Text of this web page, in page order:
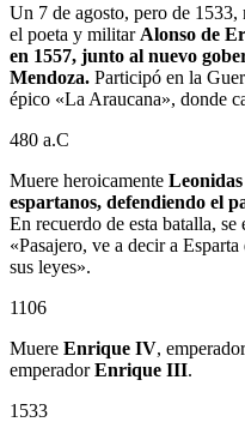
Un 7 de agosto, pero de 1533,
el poeta y militar Alonso de
en 1557, junto al nuevo
Mendoza. Participó en la
épico «La Araucana», donde
480 a.C
Muere heroicamente
espartanos, defendiendo el
En recuerdo de esta batalla,
«Pasajero, ve a decir a
sus leyes».
1106
Muere Enrique IV,
emperadorEnrique III.
1533